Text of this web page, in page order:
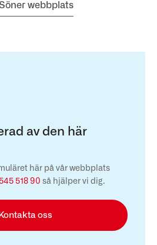
webbplats
av den här
här på vår webbplats
518 90 så hjälper vi dig.
Kontakta oss